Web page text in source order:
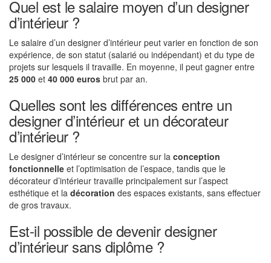
Quel est le salaire moyen d’un designer
d’intérieur ?
Le salaire d’un designer d’intérieur peut varier en fonction de son
expérience, de son statut (salarié ou indépendant) et du type de
projets sur lesquels il travaille. En moyenne, il peut gagner entre
25 000 et 40 000 euros brut par an.
Quelles sont les différences entre un
designer d’intérieur et un décorateur
d’intérieur ?
Le designer d’intérieur se concentre sur la conception
fonctionnelle et l’optimisation de l’espace, tandis que le
décorateur d’intérieur travaille principalement sur l’aspect
esthétique et la décoration des espaces existants, sans effectuer
de gros travaux.
Est-il possible de devenir designer
d’intérieur sans diplôme ?